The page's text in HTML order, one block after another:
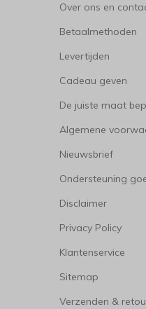
Over ons en
Betaalmethoden
Levertijden
Cadeau geven
De juiste maat
Algemene
Nieuwsbrief
Ondersteuning
Disclaimer
Privacy Policy
Klantenservice
Sitemap
Verzenden &